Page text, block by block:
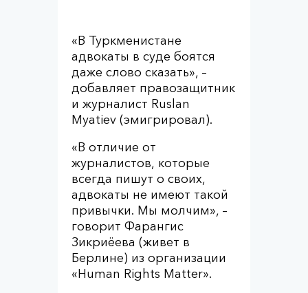
«В Туркменистане
адвокаты в суде боятся
даже слово сказать», –
добавляет правозащитник
и журналист Ruslan
Myatiev (эмигрировал).
«В отличие от
журналистов, которые
всегда пишут о своих,
адвокаты не имеют такой
привычки. Мы молчим», –
говорит Фарангис
Зикриёева (живет в
Берлине) из организации
«Human Rights Matter».